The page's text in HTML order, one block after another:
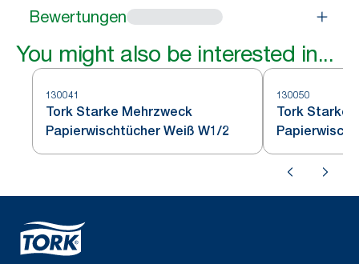
Bewertungen
You might also be interested in...
130041
Tork Starke Mehrzweck
Papierwischtücher Weiß W1/2
130050
Tork Starke